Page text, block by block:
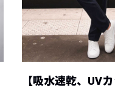
【吸水速乾、UV